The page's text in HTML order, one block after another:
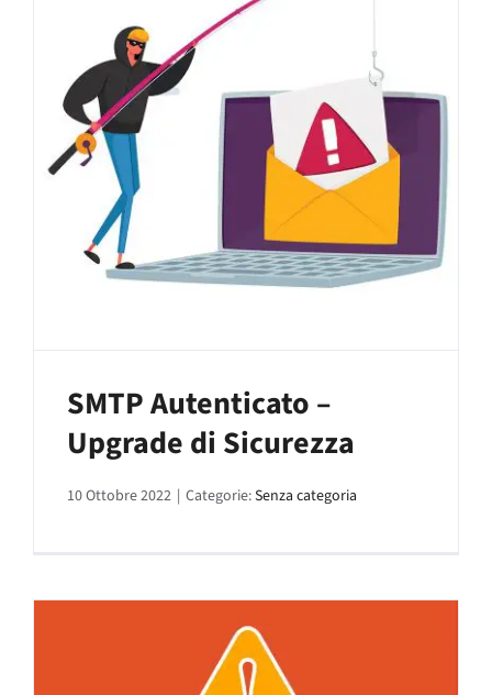
SMTP Autenticato –
Upgrade di Sicurezza
10 Ottobre 2022 | Categorie:Senza categoria